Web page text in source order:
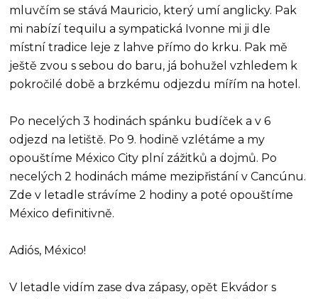
mluvčím se stává Mauricio, který umí anglicky. Pak
mi nabízí tequilu a sympatická Ivonne mi ji dle
místní tradice leje z lahve přímo do krku. Pak mě
ještě zvou s sebou do baru, já bohužel vzhledem k
pokročilé době a brzkému odjezdu mířím na hotel.
Po necelých 3 hodinách spánku budíček a v 6
odjezd na letiště. Po 9. hodině vzlétáme a my
opouštíme México City plní zážitků a dojmů. Po
necelých 2 hodinách máme mezipřistání v Cancúnu.
Zde v letadle strávíme 2 hodiny a poté opouštíme
México definitivně.
Adiós, México!
V letadle vidím zase dva zápasy, opět Ekvádor s